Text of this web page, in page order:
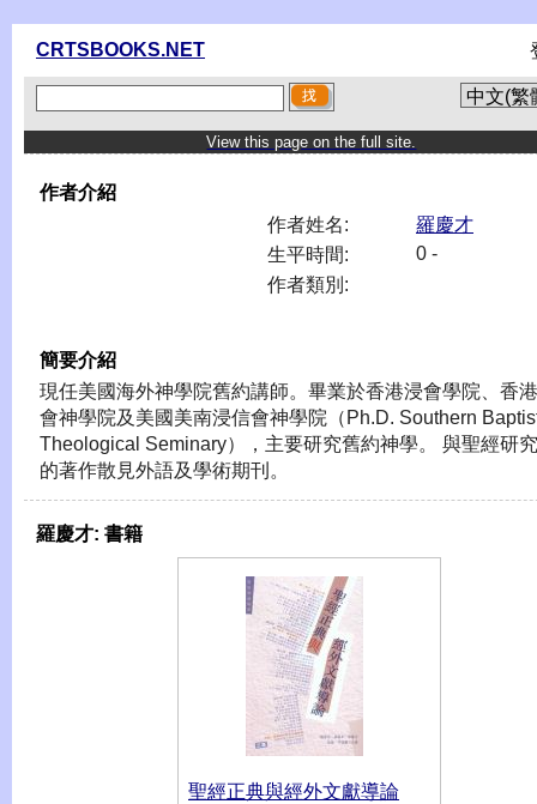
CRTSBOOKS.NET
View this page on the full site.
作者介紹
作者姓名:
羅慶才
生平時間:
0 -
作者類別:
簡要介紹
現任美國海外神學院舊約講師。畢業於香港浸會學院、香
會神學院及美國美南浸信會神學院（Ph.D. Southern
Theological Seminary），主要研究舊約神學。 與聖經研
的著作散見外語及學術期刊。
羅慶才: 書籍
聖經正典與經外文獻導論